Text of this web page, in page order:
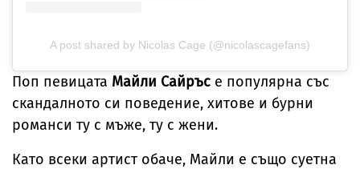
A post shared by Nicolas Cage (@nicolascagefans)
Поп певицата Майли Сайръс е популярна със
скандалното си поведение, хитове и бурни
романси ту с мъже, ту с жени.
Като всеки артист обаче, Майли е също суетна